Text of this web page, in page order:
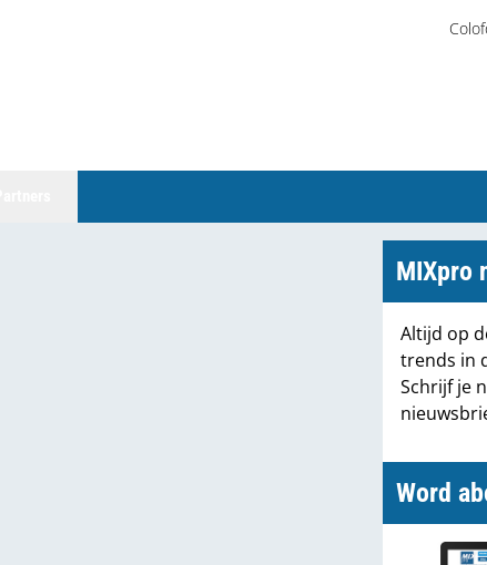
MIXpro
Altijd op
trends in
Schrijf je
Word